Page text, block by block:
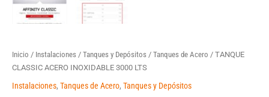
Inicio / Instalaciones / Tanques y Depósitos / Tanques de Acero / TANQUE
CLASSIC ACERO INOXIDABLE 3000 LTS
Instalaciones, Tanques de Acero, Tanques y Depósitos